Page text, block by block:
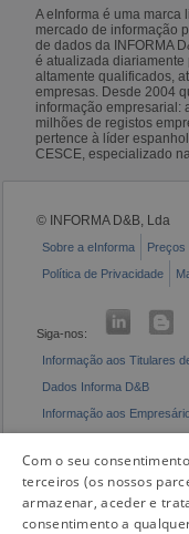
A eInforma é uma marca
mercado de informação
de dados da INFORMA
é atualizada
altamente qualificados,
empresas. Desde 2004
informação empresarial:
milhões de registos
pertence à líder
CESCE, especializado
© INFORMA D&B, Lda
Sobre a eInforma Preços
Política de Privacidade
Siga-nos:
Informação aos Titulares
Dados Informa D&B
Informação aos
Com o seu
terceiros (os nossos
armazenar, aceder e
consentimento a